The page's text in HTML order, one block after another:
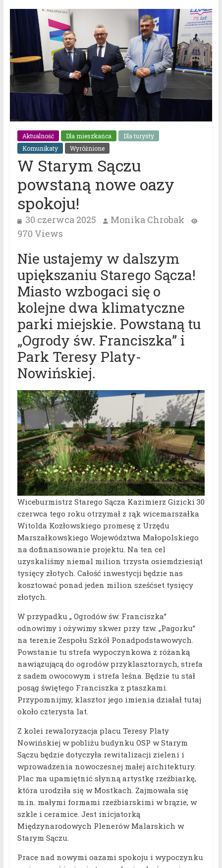
Aktualność Dla mieszkańca
Dla turysty
Komunikaty
Wyróżnione
W Starym Sączu
powstaną nowe oazy
spokoju!
30 czerwca 2025
Monika Chrobak
970 Views
Nie ustajemy w dalszym
upiększaniu Starego Sącza!
Miasto wzbogaci się o
kolejne dwa klimatyczne
parki miejskie. Powstaną tu
„Ogrody św. Franciszka” i
Park Teresy Platy-
Nowińskiej.
Wiceburmistrz Starego Sącza Kazimierz Gizicki 30
czerwca tego roku otrzymał z rąk wicemarszałka
Witolda Kozłowskiego promesę z Urzędu
Marszałkowskiego Województwa Małopolskiego
na dofinansowanie projektu. Na ten cel
uzyskaliśmy niemal milion trzysta osiemdziesiąt
tysięcy złotych. Całość inwestycji będzie nas
kosztować ponad jeden milion sześćset tysięcy
złotych.
W przypadku „ Ogrodów św. Franciszka”
odnowimy i ożywimy skwer przy tzw. „Pagorku”
na terenie Zespołu Szkół Ponadpodstawowych.
Powstanie tu strefa wypoczynkowa z różanką
nawiązującą do ogrodów przyklasztornych, strefa
z sadem owocowym i strefa leśna. Będzie tu stał
posąg świętego Franciszka z ptaszkami.
Przypomnijmy, klasztor jego imienia działał tutaj
około czterysta lat.
Z kolei rewaloryzacja placu Teresy Platy
Nowińskiej w pobliżu budynku OSP w Starym
Sączu będzie dotyczyła rewitalizacji zieleni i
wprowadzenia nowoczesnej małej architektury.
Plac ma upamiętnić słynną artystkę rzeźbiarkę,
która urodziła się w Mostkach. Zajmowała się
m.in. małymi formami rzeźbiarskimi w brązie, w
szkle i ceramice. Jest inicjatorką
Międzynarodowych Plenerów Malarskich w
Starym Sączu.
Prace nad nowymi oazami spokoju i wypoczynku